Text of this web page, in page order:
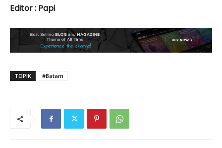
Editor : Papi
TOPIK #Batam